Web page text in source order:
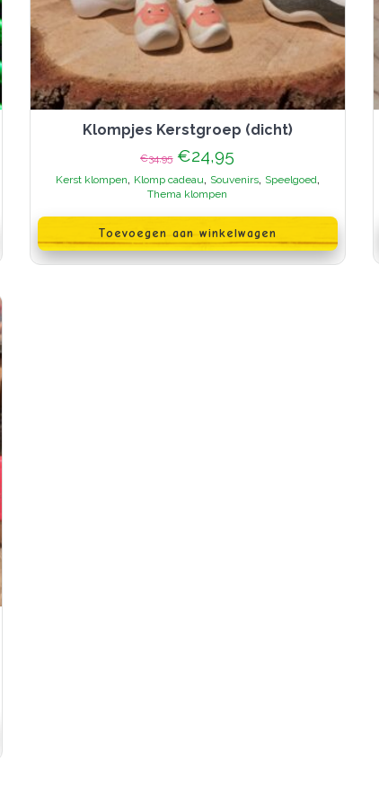
Klompjes Kerstgroep (dicht)
€34,95 Oorspronkelijke
prijs
was:
€34,95.
€24,95
prijs
is:
Kerst klompen Klomp cadeau Souvenirs, Speelgoed
Thema klompen
Toevoegen aan winkelwagen